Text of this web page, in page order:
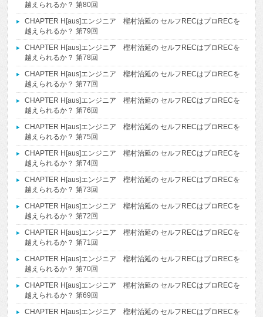
越えられるか？ 第80回
CHAPTER H[aus]エンジニア 樫村治延の セルフRECはプロRECを
越えられるか？ 第79回
CHAPTER H[aus]エンジニア 樫村治延の セルフRECはプロRECを
越えられるか？ 第78回
CHAPTER H[aus]エンジニア 樫村治延の セルフRECはプロRECを
越えられるか？ 第77回
CHAPTER H[aus]エンジニア 樫村治延の セルフRECはプロRECを
越えられるか？ 第76回
CHAPTER H[aus]エンジニア 樫村治延の セルフRECはプロRECを
越えられるか？ 第75回
CHAPTER H[aus]エンジニア 樫村治延の セルフRECはプロRECを
越えられるか？ 第74回
CHAPTER H[aus]エンジニア 樫村治延の セルフRECはプロRECを
越えられるか？ 第73回
CHAPTER H[aus]エンジニア 樫村治延の セルフRECはプロRECを
越えられるか？ 第72回
CHAPTER H[aus]エンジニア 樫村治延の セルフRECはプロRECを
越えられるか？ 第71回
CHAPTER H[aus]エンジニア 樫村治延の セルフRECはプロRECを
越えられるか？ 第70回
CHAPTER H[aus]エンジニア 樫村治延の セルフRECはプロRECを
越えられるか？ 第69回
CHAPTER H[aus]エンジニア 樫村治延の セルフRECはプロRECを